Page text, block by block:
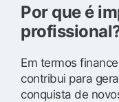
Por que é
Em termos
contribui para
conquista de